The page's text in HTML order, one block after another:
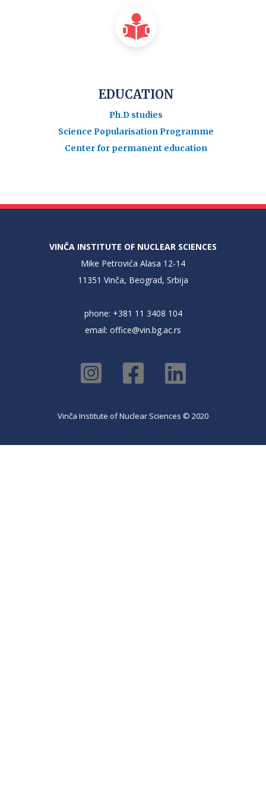
EDUCATION
Ph.D studies
Science Popularisation Programme
Center for permanent education
VINČA INSTITUTE OF NUCLEAR SCIENCES
Mike Petrovića Alasa 12-14
11351 Vinča, Beograd, Srbija
phone: +381 11 3408 104
email: office@vin.bg.ac.rs
Vinča Institute of Nuclear Sciences © 2020